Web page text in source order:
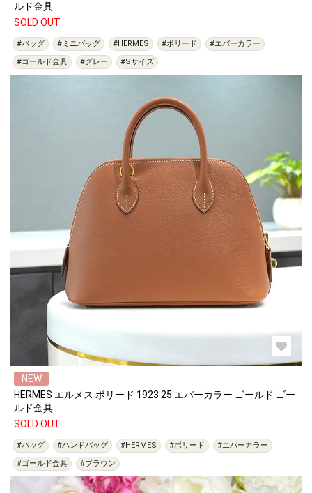
ルド金具
SOLD OUT
#バッグ #ミニバッグ #HERMES #ボリード
#エバーカラー
#ゴールド金具
#グレー #Sサイズ
NEW
HERMES エルメス ボリード 1923 25 エバーカラー ゴールド ゴー
ルド金具
SOLD OUT
#バッグ #ハンドバッグ #HERMES #ボリード
#エバーカラー
#ゴールド金具
#ブラウン